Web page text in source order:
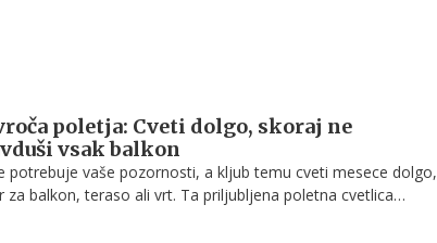
poletja: Cveti dolgo, skoraj ne
vsak balkon
potrebuje vaše pozornosti, a kljub temu cveti mesece dolgo,
za balkon, teraso ali vrt. Ta priljubljena poletna cvetlica